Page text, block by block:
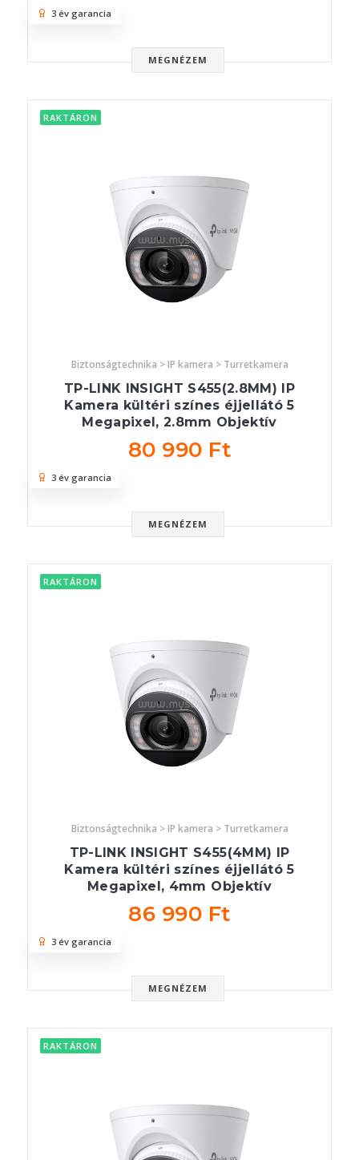
MEGNÉZEM
3 év garancia
RAKTÁRON
Biztonságtechnika > IP kamera > Turretkamera
TP-LINK INSIGHT S455(2.8MM) IP
Kamera kültéri színes éjjellátó 5
Megapixel, 2.8mm Objektív
80 990 Ft
MEGNÉZEM
3 év garancia
RAKTÁRON
Biztonságtechnika > IP kamera > Turretkamera
TP-LINK INSIGHT S455(4MM) IP
Kamera kültéri színes éjjellátó 5
Megapixel, 4mm Objektív
86 990 Ft
MEGNÉZEM
3 év garancia
RAKTÁRON